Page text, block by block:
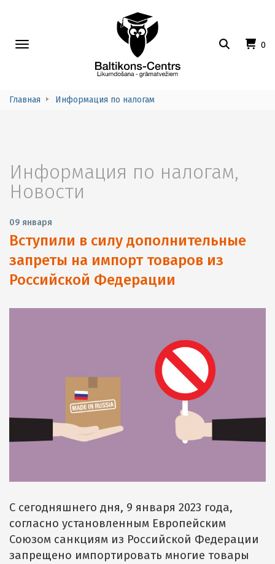
0
Toggle
Главная Информация по налогам
Информация по налогам,
Новости
09 января
Вступили в силу дополнительные
запреты на импорт товаров из
Российской Федерации
С сегодняшнего дня, 9 января 2023 года,
согласно установленным Европейским
Союзом санкциям из Российской Федерации
запрещено импортировать многие товары